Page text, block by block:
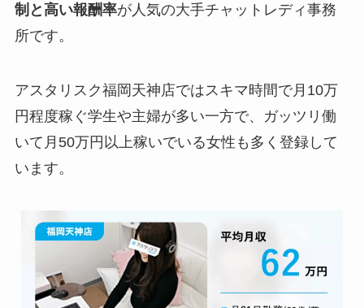
制と高い報酬率が人気の大手チャットレディ事務
所です。
アスタリスク福岡天神店ではスキマ時間で月10万
円程度稼ぐ学生や主婦が多い一方で、ガッツリ働
いて月50万円以上稼いでいる女性も多く登録して
います。